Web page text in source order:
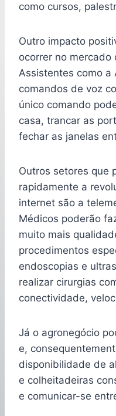
como cursos,
Outro impacto
ocorrer no mercado
Assistentes como a
comandos de voz
único comando
casa, trancar as
fechar as janelas
Outros setores que
rapidamente a
internet são a
Médicos poderão
muito mais
procedimentos
endoscopias e
realizar cirurgias
conectividade,
Já o agronegócio
e,
disponibilidade de
e colheitadeiras
e comunicar-se